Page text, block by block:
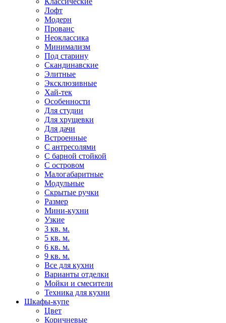
Лофт
Модерн
Прованс
Неоклассика
Минимализм
Под старину
Скандинавские
Элитные
Эксклюзивные
Хай-тек
Особенности
Для студии
Для хрущевки
Для дачи
Встроенные
С антресолями
С барной стойкой
С островом
Малогабаритные
Модульные
Скрытые ручки
Размер
Мини-кухни
Узкие
3 кв. м.
5 кв. м.
6 кв. м.
9 кв. м.
Все для кухни
Варианты отделки
Мойки и смесители
Техника для кухни
Шкафы-купе
Цвет
Коричневые